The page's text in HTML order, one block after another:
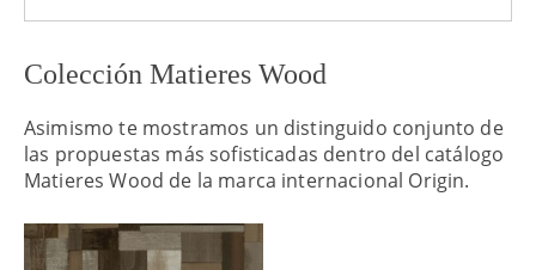
Colección Matieres Wood
Asimismo te mostramos un distinguido conjunto de
las propuestas más sofisticadas dentro del catálogo
Matieres Wood de la marca internacional Origin.